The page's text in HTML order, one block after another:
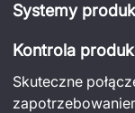
Systemy
Kontrola
Skuteczne